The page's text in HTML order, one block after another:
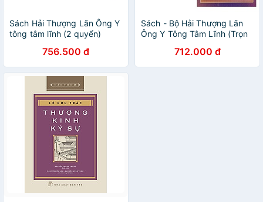
Sách Hải Thượng Lãn Ông Y
tông tâm lĩnh (2 quyển)
756.500 đ
Sách - Bộ Hải Thượng Lãn
Ông Y Tông Tâm Lĩnh (Trọn
712.000 đ